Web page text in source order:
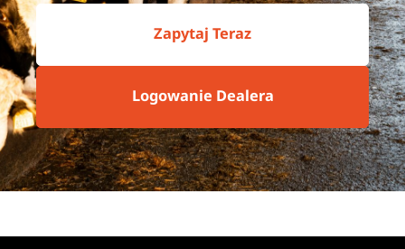
Zapytaj Teraz
Logowanie Dealera